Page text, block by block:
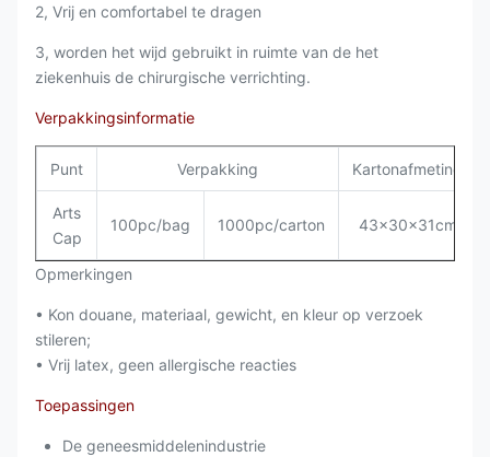
2, Vrij en comfortabel te dragen
3, worden het wijd gebruikt in ruimte van de het
ziekenhuis de chirurgische verrichting.
Verpakkingsinformatie
Punt Verpakking Kartonafmeting
Arts
Cap
100pc/bag 1000pc/carton 43x30x31cm
Opmerkingen
• Kon douane, materiaal, gewicht, en kleur op verzoek
stileren;
• Vrij latex, geen allergische reacties
Toepassingen
De geneesmiddelenindustrie